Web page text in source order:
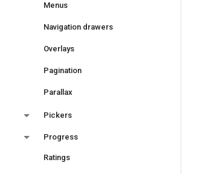
Menus
Navigation drawers
Overlays
Pagination
Parallax
Pickers
Progress
Ratings